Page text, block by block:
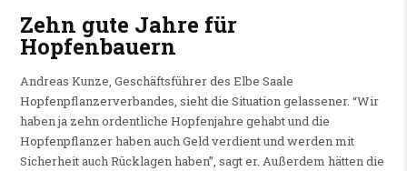
Zehn gute Jahre für
Hopfenbauern
Andreas Kunze, Geschäftsführer des Elbe Saale
Hopfenpflanzerverbandes, sieht die Situation gelassener. “Wir
haben ja zehn ordentliche Hopfenjahre gehabt und die
Hopfenpflanzer haben auch Geld verdient und werden mit
Sicherheit auch Rücklagen haben”, sagt er. Außerdem hätten die